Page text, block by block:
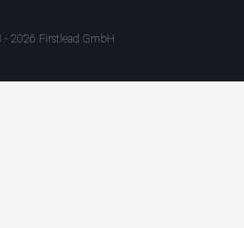
2026 Firstlead GmbH